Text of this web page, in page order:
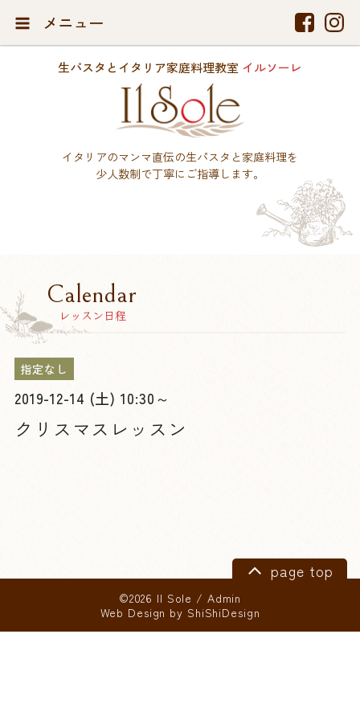
メニュー
生パスタとイタリア家庭料理教室 イルソーレ
イタリアのマンマ直伝の生パスタと家庭料理を
少人数制で丁寧にご指導します。
Calendar
レッスン日程
指定なし
2019-12-14 (土) 10:30～
クリスマスレッスン
page top
©2026 Il Sole / Admin
Web Design by ShiShiDesign